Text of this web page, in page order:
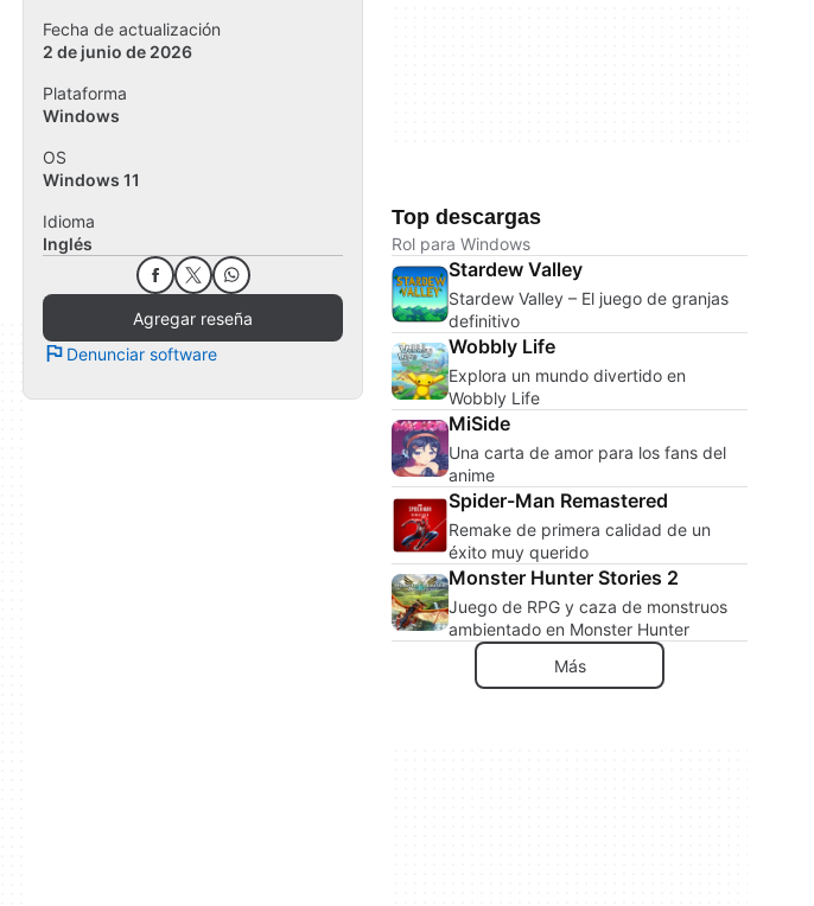
Fecha de actualización
2 de junio de 2026
Plataforma
Windows
OS
Windows 11
Idioma
Inglés
Agregar reseña
Denunciar software
Top descargas
Rol para Windows
Stardew Valley
Stardew Valley – El juego de granjas
definitivo
Wobbly Life
Explora un mundo divertido en
Wobbly Life
MiSide
Una carta de amor para los fans del
anime
Spider-Man Remastered
Remake de primera calidad de un
éxito muy querido
Monster Hunter Stories 2
Juego de RPG y caza de monstruos
ambientado en Monster Hunter
Más